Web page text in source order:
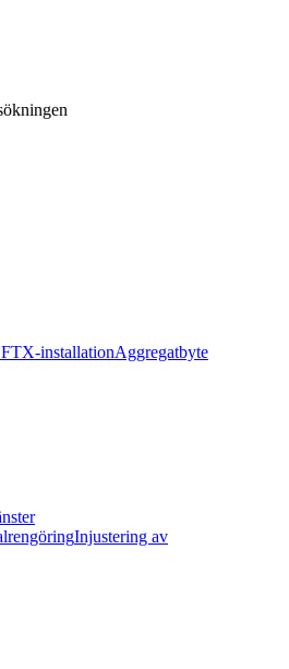
FTX-installationAggregatbyte
Injustering av